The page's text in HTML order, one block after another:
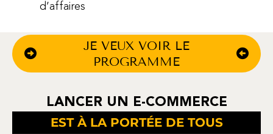
d’affaires
JE VEUX VOIR LE
PROGRAMME
LANCER UN E-COMMERCE
EST À LA PORTÉE DE TOUS